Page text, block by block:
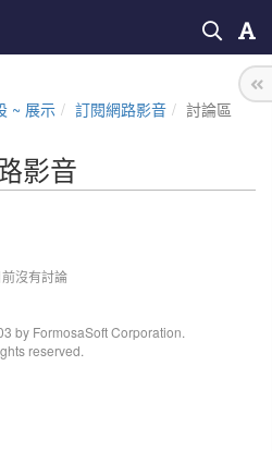
~ 展示 訂閱網路影音 討論區
影音
前沒有討論
by FormosaSoft Corporation.
reserved.